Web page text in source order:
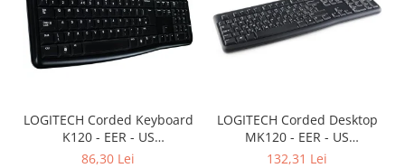
Multifunctionale
Imprimante
TV, Multimedia & Electronice
Televizoare & accesorii
LOGITECH Corded Keyboard
K120 - EER - US
International layout
86,30 Lei
LOGITECH Corded Desktop
MK120 - EER - US
International layout
132,31 Lei